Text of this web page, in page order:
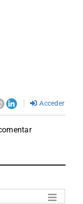
Acceder